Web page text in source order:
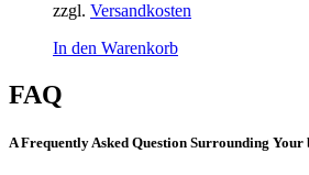
zzgl. Versandkosten
In den Warenkorb
FAQ
A Frequently Asked Question Surrounding Your